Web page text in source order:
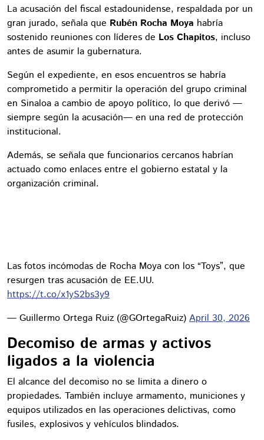
La acusación del fiscal estadounidense, respaldada por un
gran jurado, señala que Rubén Rocha Moya habría
sostenido reuniones con líderes de Los Chapitos, incluso
antes de asumir la gubernatura.
Según el expediente, en esos encuentros se habría
comprometido a permitir la operación del grupo criminal
en Sinaloa a cambio de apoyo político, lo que derivó —
siempre según la acusación— en una red de protección
institucional.
Además, se señala que funcionarios cercanos habrían
actuado como enlaces entre el gobierno estatal y la
organización criminal.
Las fotos incómodas de Rocha Moya con los “Toys”, que
resurgen tras acusación de EE.UU.
https://t.co/x1yS2bs3y9
— Guillermo Ortega Ruiz (@GOrtegaRuiz) April 30, 2026
Decomiso de armas y activos
ligados a la violencia
El alcance del decomiso no se limita a dinero o
propiedades. También incluye armamento, municiones y
equipos utilizados en las operaciones delictivas, como
fusiles, explosivos y vehículos blindados.